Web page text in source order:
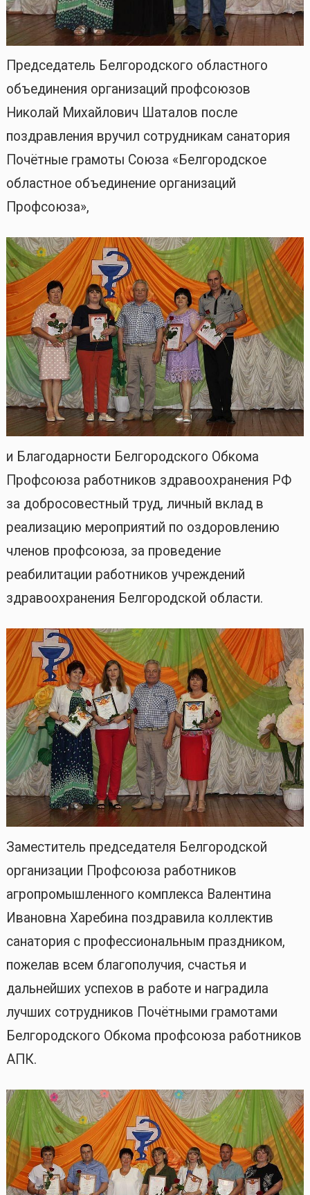
Председатель Белгородского областного
объединения организаций профсоюзов
Николай Михайлович Шаталов после
поздравления вручил сотрудникам санатория
Почётные грамоты Союза «Белгородское
областное объединение организаций
Профсоюза»,
и Благодарности Белгородского Обкома
Профсоюза работников здравоохранения РФ
за добросовестный труд, личный вклад в
реализацию мероприятий по оздоровлению
членов профсоюза, за проведение
реабилитации работников учреждений
здравоохранения Белгородской области.
Заместитель председателя Белгородской
организации Профсоюза работников
агропромышленного комплекса Валентина
Ивановна Харебина поздравила коллектив
санатория с профессиональным праздником,
пожелав всем благополучия, счастья и
дальнейших успехов в работе и наградила
лучших сотрудников Почётными грамотами
Белгородского Обкома профсоюза работников
АПК.